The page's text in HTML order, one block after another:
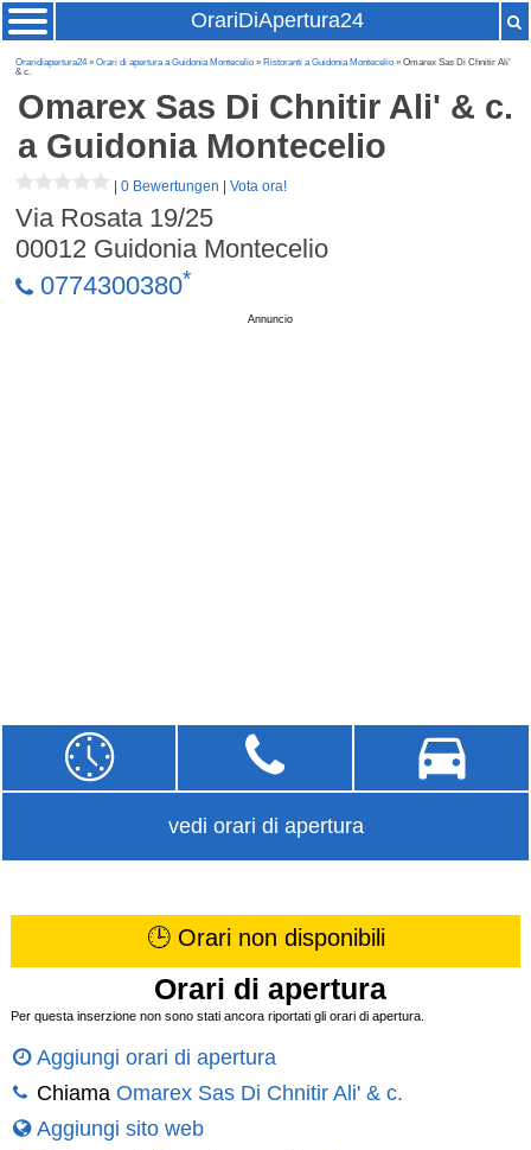
OrariDiApertura24
Oraridiapertura24»Orari di apertura a Guidonia Montecelio » Ristoranti a Guidonia Montecelio » Omarex Sas Di Chnitir Ali'
& c.
Omarex Sas Di Chnitir Ali' & c.
a Guidonia Montecelio
|0 Bewertungen |Vota ora!
Via Rosata 19/25
00012 Guidonia Montecelio
0774300380*
Annuncio
vedi orari di apertura
🕒 Orari non disponibili
Orari di apertura
Per questa inserzione non sono stati ancora riportati gli orari di apertura.
Aggiungi orari di apertura
Chiama Omarex Sas Di Chnitir Ali' & c.
Aggiungi sito web